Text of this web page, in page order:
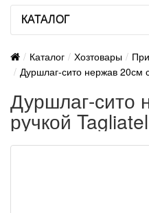
КАТАЛОГ
Каталог Хозтовары
Дуршлаг-сито нержав 20см
Дуршлаг-сито
ручкой